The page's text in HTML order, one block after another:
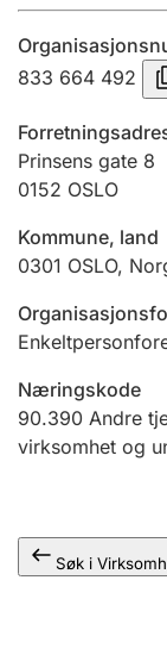
Innsending
Jeger
Offentlig
833 664 492
Prinsens gate 8
0152 OSLO
Kommune, land
0301 OSLO,
Næringskode
90.390 Andre
virksomhet og
Søk i